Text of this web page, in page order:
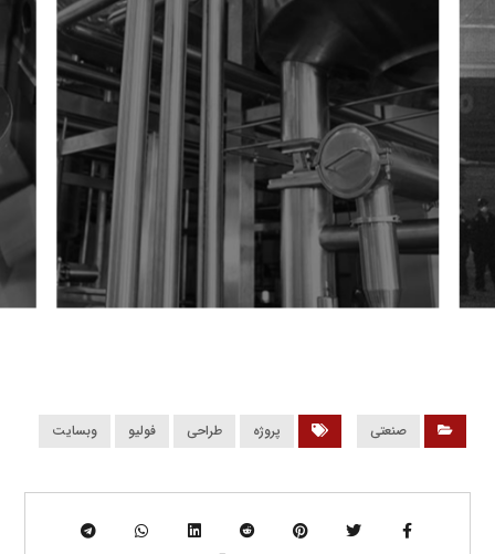
صنعتی پروژه طراحی فولیو وبسایت